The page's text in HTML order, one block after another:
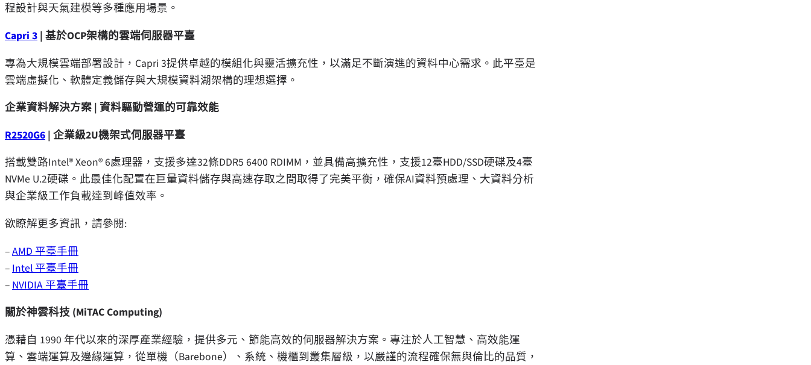
程設計與天氣建模等多種應用場景。
Capri 3 | 基於OCP架構的雲端伺服器平臺
專為大規模雲端部署設計，Capri 3提供卓越的模組化與靈活擴充性，以滿足不斷演進的資料中心需求。此平臺是
雲端虛擬化、軟體定義儲存與大規模資料湖架構的理想選擇。
企業資料解決方案 | 資料驅動營運的可靠效能
R2520G6 | 企業級2U機架式伺服器平臺
搭載雙路Intel® Xeon® 6處理器，支援多達32條DDR5 6400 RDIMM，並具備高擴充性，支援12臺HDD/SSD硬碟及4臺
NVMe U.2硬碟。此最佳化配置在巨量資料儲存與高速存取之間取得了完美平衡，確保AI資料預處理、大資料分析
與企業級工作負載達到峰值效率。
欲瞭解更多資訊，請參閱:
–AMD 平臺手冊
– Intel 平臺手冊
– NVIDIA 平臺手冊
關於神雲科技 (MiTAC Computing)
憑藉自 1990 年代以來的深厚產業經驗，提供多元、節能高效的伺服器解決方案。專注於人工智慧、高效能運
算、雲端運算及邊緣運算，從單機（Barebone）、系統、機櫃到叢集層級，以嚴謹的流程確保無與倫比的品質，